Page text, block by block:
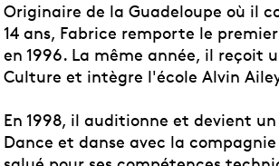
Originaire de la Guadeloupe où il
14 ans, Fabrice remporte le
en 1996. La même année, il reçoit
Culture et intègre l'école Alvin
En 1998, il auditionne et devient
Dance et danse avec la